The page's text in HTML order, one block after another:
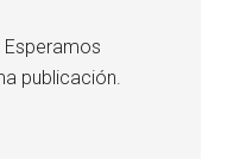
publicación.